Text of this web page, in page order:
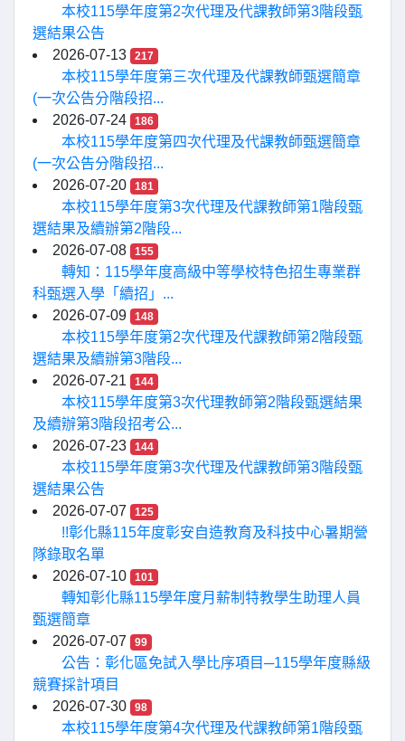
本校115學年度第2次代理及代課教師第3階段甄
選結果公告
2026-07-13
217
本校115學年度第三次代理及代課教師甄選簡章
(一次公告分階段招...
2026-07-24
186
本校115學年度第四次代理及代課教師甄選簡章
(一次公告分階段招...
2026-07-20
181
本校115學年度第3次代理及代課教師第1階段甄
選結果及續辦第2階段...
2026-07-08
155
轉知：115學年度高級中等學校特色招生專業群
科甄選入學「續招」...
2026-07-09
148
本校115學年度第2次代理及代課教師第2階段甄
選結果及續辦第3階段...
2026-07-21
144
本校115學年度第3次代理教師第2階段甄選結果
及續辦第3階段招考公...
2026-07-23
144
本校115學年度第3次代理及代課教師第3階段甄
選結果公告
2026-07-07
125
!!彰化縣115年度彰安自造教育及科技中心暑期營
隊錄取名單
2026-07-10
101
轉知彰化縣115學年度月薪制特教學生助理人員
甄選簡章
2026-07-07
99
公告：彰化區免試入學比序項目─115學年度縣級
競賽採計項目
2026-07-30
98
本校115學年度第4次代理及代課教師第1階段甄